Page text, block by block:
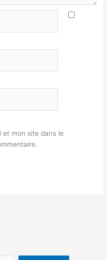
et mon site dans le